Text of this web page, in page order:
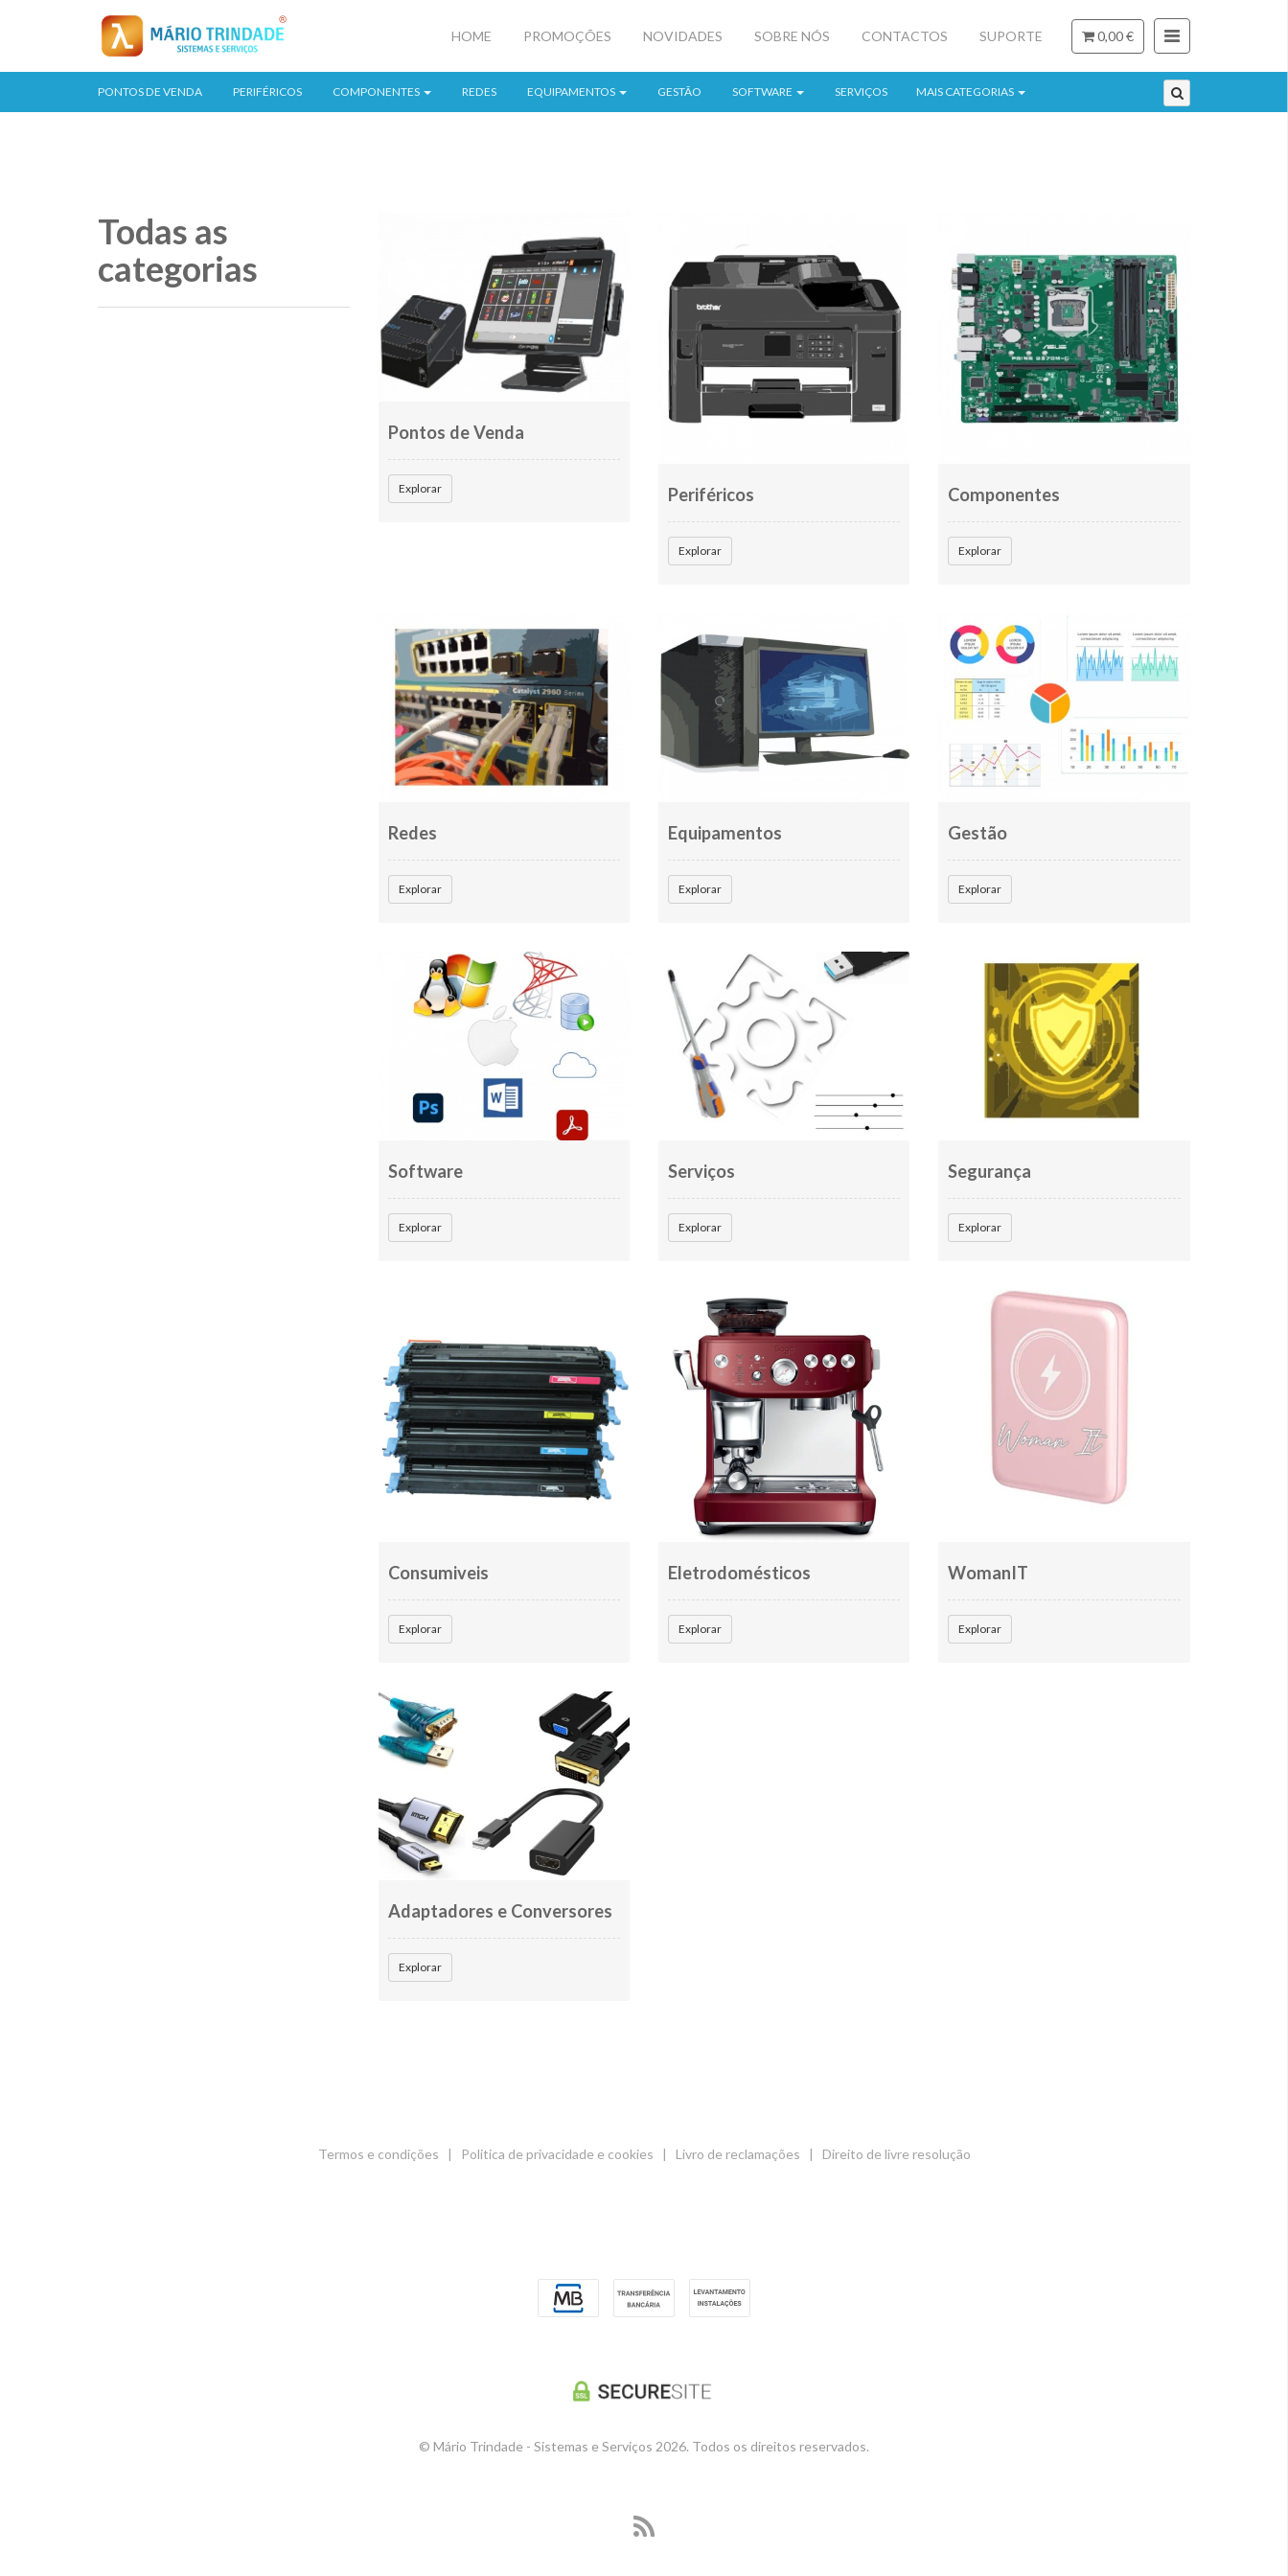
HOME PROMOÇÕES NOVIDADES SOBRE NÓS CONTACTOS SUPORTE 0,00 €
PONTOS DE VENDA PERIFÉRICOS COMPONENTES REDES EQUIPAMENTOS GESTÃO SOFTWARE SERVIÇOS MAIS CATEGORIAS
Todas as
categorias
Todas
Pontos de Venda
Explorar Periféricos
Explorar
Componentes
Explorar
Redes
Explorar
Equipamentos
Explorar
Gestão
Explorar
Software
Explorar
Serviços
Explorar
Segurança
Explorar
Consumiveis
Explorar
Eletrodomésticos
Explorar
WomanIT
Explorar
Adaptadores e Conversores
Explorar
Termos e condições | Politica de privacidade e cookies | Livro de reclamações | Direito de livre resolução
© Mário Trindade - Sistemas e Serviços 2026. Todos os direitos reservados.